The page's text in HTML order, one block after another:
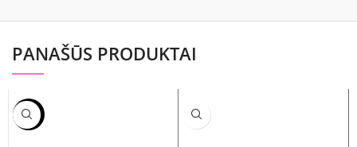
PANAŠŪS PRODUKTAI
-24%